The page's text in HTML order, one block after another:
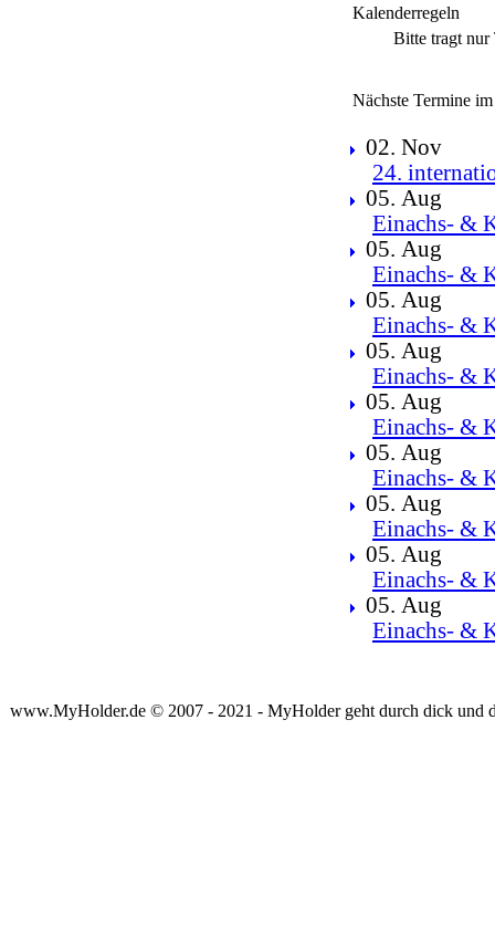
Kalenderregeln
Bitte tragt nur
Nächste Termine
02. Nov
24.
05. Aug
Einachs- &
05. Aug
Einachs- &
05. Aug
Einachs- &
05. Aug
Einachs- &
05. Aug
Einachs- &
05. Aug
Einachs- &
05. Aug
Einachs- &
05. Aug
Einachs- &
05. Aug
Einachs- &
www.MyHolder.de © 2007 - 2021 - MyHolder geht durch dick und